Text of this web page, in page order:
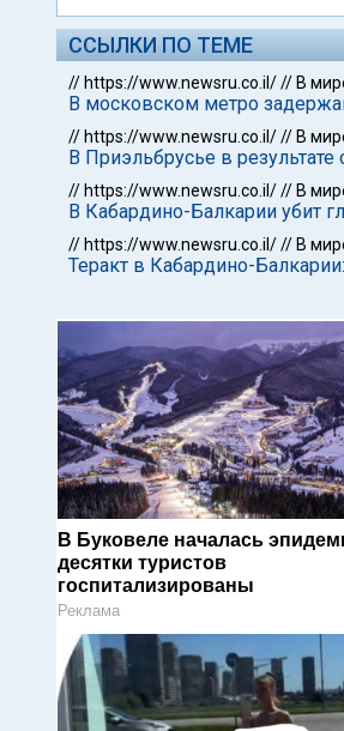
ССЫЛКИ ПО ТЕМЕ
// https://www.newsru.co.il/// В
В московском метро
// https://www.newsru.co.il/// В
В Приэльбрусье в
// https://www.newsru.co.il/// В
В Кабардино-Балкарии убит
// https://www.newsru.co.il/// В
Теракт в Кабардино-
В Буковеле началась
десятки туристов
госпитализированы
Реклама